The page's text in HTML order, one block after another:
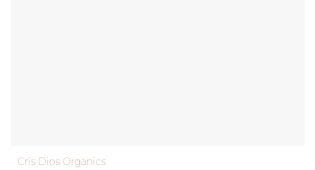
Cris Dios Organics